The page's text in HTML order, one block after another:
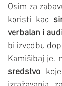
Osim za
koristi kao
verbalan i
bi izvedbu
Kamišibaj je,
sredstvo